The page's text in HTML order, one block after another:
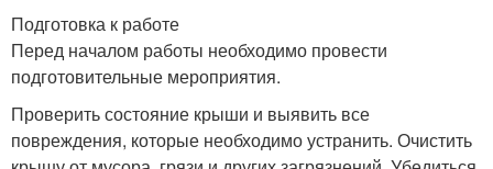
Подготовка к работе
Перед началом работы необходимо провести
подготовительные мероприятия.
Проверить состояние крыши и выявить все
повреждения, которые необходимо устранить. Очистить